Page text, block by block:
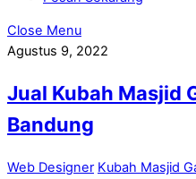
Close Menu
Agustus 9, 2022
Jual Kubah Masjid
Bandung
Web Designer Kubah Masjid